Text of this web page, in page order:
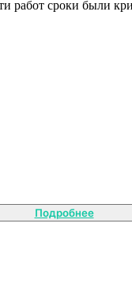
работ сроки были
Подробнее